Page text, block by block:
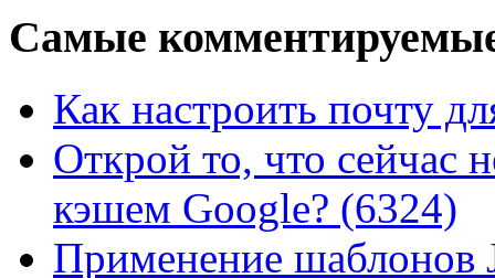
Самые
Как настроить почту
Открой то, что сейчас
кэшем Google? (6324)
Применение шаблонов